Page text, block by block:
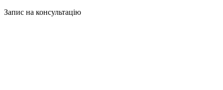
Запис на консультацію